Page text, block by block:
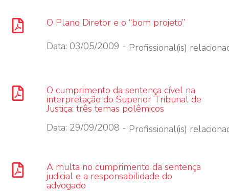
O Plano Diretor e o “bom projeto”
Data: 03/05/2009 - Profissional(is)
O cumprimento da sentença cível na
interpretação do Superior Tribunal de
Justiça: três temas polêmicos
Data: 29/09/2008 - Profissional(is)
A multa no cumprimento da sentença
judicial e a responsabilidade do
advogado